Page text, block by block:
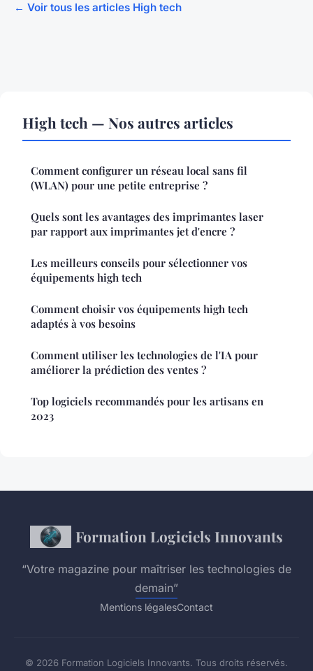
← Voir tous les articles High tech
High tech — Nos autres articles
Comment configurer un réseau local sans fil
(WLAN) pour une petite entreprise ?
Quels sont les avantages des imprimantes laser
par rapport aux imprimantes jet d'encre ?
Les meilleurs conseils pour sélectionner vos
équipements high tech
Comment choisir vos équipements high tech
adaptés à vos besoins
Comment utiliser les technologies de l'IA pour
améliorer la prédiction des ventes ?
Top logiciels recommandés pour les artisans en
2023
Formation Logiciels Innovants
“Votre magazine pour maîtriser les technologies de
demain”
Mentions légalesContact
© 2026 Formation Logiciels Innovants. Tous droits réservés.